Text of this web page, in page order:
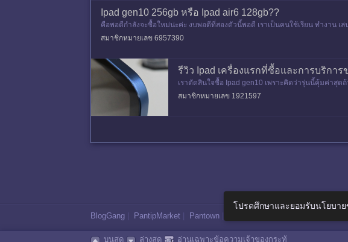
Ipad gen10 256gb หรือ Ipad air6 128gb??
คือพอดีกำลังจะซื้อใหม่น่ะค่ะ งบพอดีที่สองตัวนี้พอดี เราเป็นคนใช้เรียน ทำงาน
วยแนะนำหน่อยนะคะ
สมาชิกหมายเลข 6957390
รีวิว Ipad เครื่องแรกที่ซื้อและการบริการ
เราตัดสินใจซื้อ Ipad gen10 เพราะคิดว่ารุ่นนี้คุ้มค่าสุด
น ตอนขับรถก็เก็บ ipad ใส่ซองรวมไว้ก
สมาชิกหมายเลข 1921597
บนสุด ล่างสุด อ่านเฉพาะข้อความเจ้าของกระทู้
BlogGang PantipMarket Pantown
โปรดศึกษาและยอมรับนโยบา